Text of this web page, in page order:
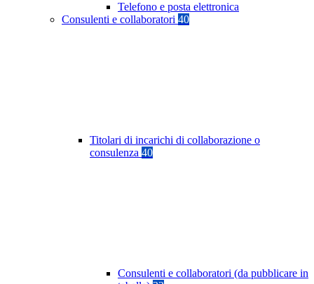
Telefono e posta elettronica
Consulenti e collaboratori 40
Titolari di incarichi di collaborazione o
consulenza 40
Consulenti e collaboratori (da pubblicare in